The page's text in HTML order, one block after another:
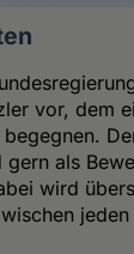
vor, dem
als
wird